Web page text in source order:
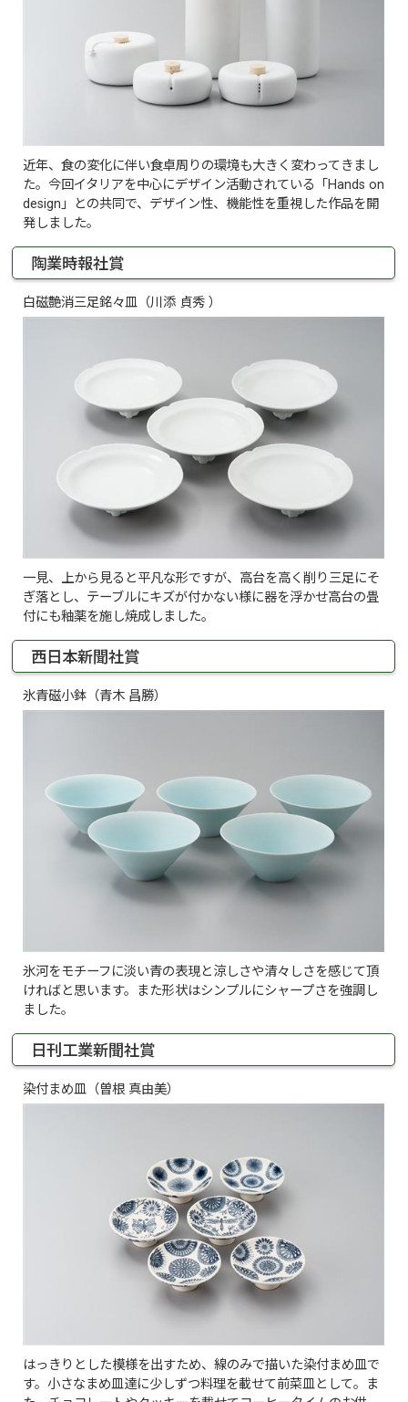
近年、食の変化に伴い食卓周りの環境も大きく変わってきまし
た。今回イタリアを中心にデザイン活動されている「Hands on
design」との共同で、デザイン性、機能性を重視した作品を開
発しました。
陶業時報社賞
白磁艶消三足銘々皿（川添 貞秀 ）
一見、上から見ると平凡な形ですが、高台を高く削り三足にそ
ぎ落とし、テーブルにキズが付かない様に器を浮かせ高台の畳
付にも釉薬を施し焼成しました。
西日本新聞社賞
氷青磁小鉢（青木 昌勝）
氷河をモチーフに淡い青の表現と涼しさや清々しさを感じて頂
ければと思います。また形状はシンプルにシャープさを強調し
ました。
日刊工業新聞社賞
染付まめ皿（曽根 真由美）
はっきりとした模様を出すため、線のみで描いた染付まめ皿で
す。小さなまめ皿達に少しずつ料理を載せて前菜皿として。ま